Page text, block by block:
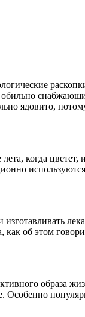
обильно
ядовито,
когда
как об этом
образа